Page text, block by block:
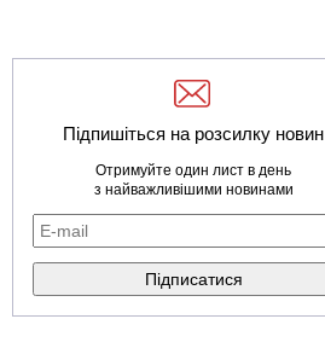
Підпишіться на розсилку новин
Отримуйте один лист в день
з найважливішими новинами